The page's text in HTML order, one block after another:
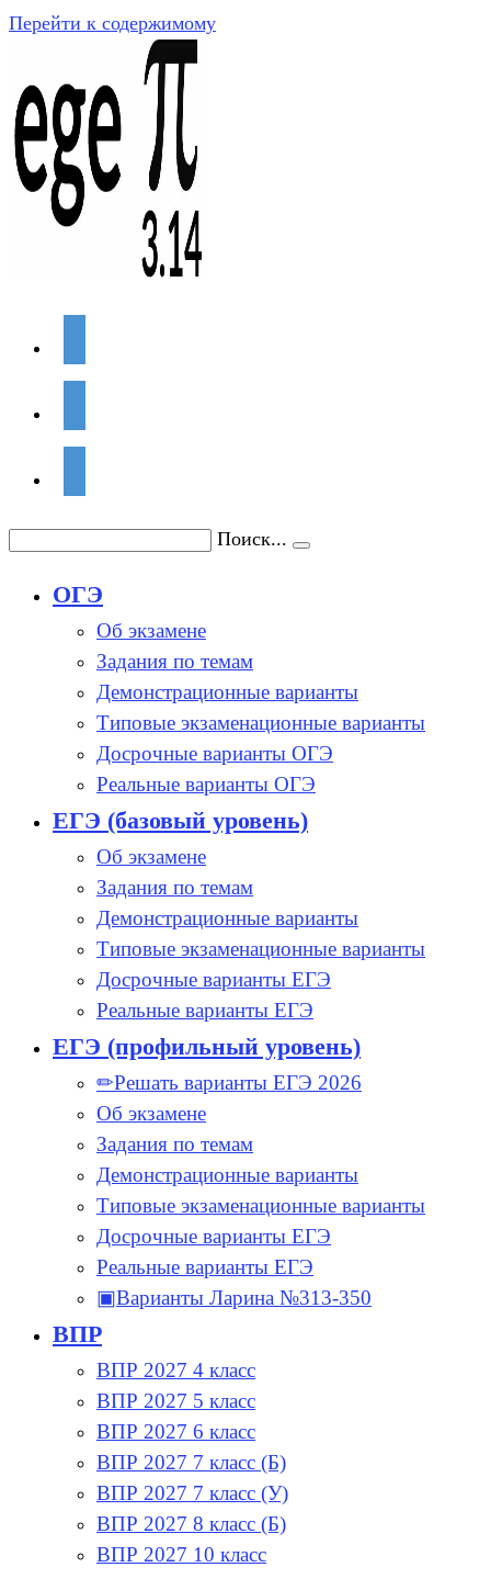
Перейти к содержимому
Поиск...
ОГЭ
Об экзамене
Задания по темам
Демонстрационные варианты
Типовые экзаменационные варианты
Досрочные варианты ОГЭ
Реальные варианты ОГЭ
ЕГЭ (базовый уровень)
Об экзамене
Задания по темам
Демонстрационные варианты
Типовые экзаменационные варианты
Досрочные варианты ЕГЭ
Реальные варианты ЕГЭ
ЕГЭ (профильный уровень)
✏Решать варианты ЕГЭ 2026
Об экзамене
Задания по темам
Демонстрационные варианты
Типовые экзаменационные варианты
Досрочные варианты ЕГЭ
Реальные варианты ЕГЭ
▣Варианты Ларина №313-350
ВПР
ВПР 2027 4 класс
ВПР 2027 5 класс
ВПР 2027 6 класс
ВПР 2027 7 класс (Б)
ВПР 2027 7 класс (У)
ВПР 2027 8 класс (Б)
ВПР 2027 10 класс